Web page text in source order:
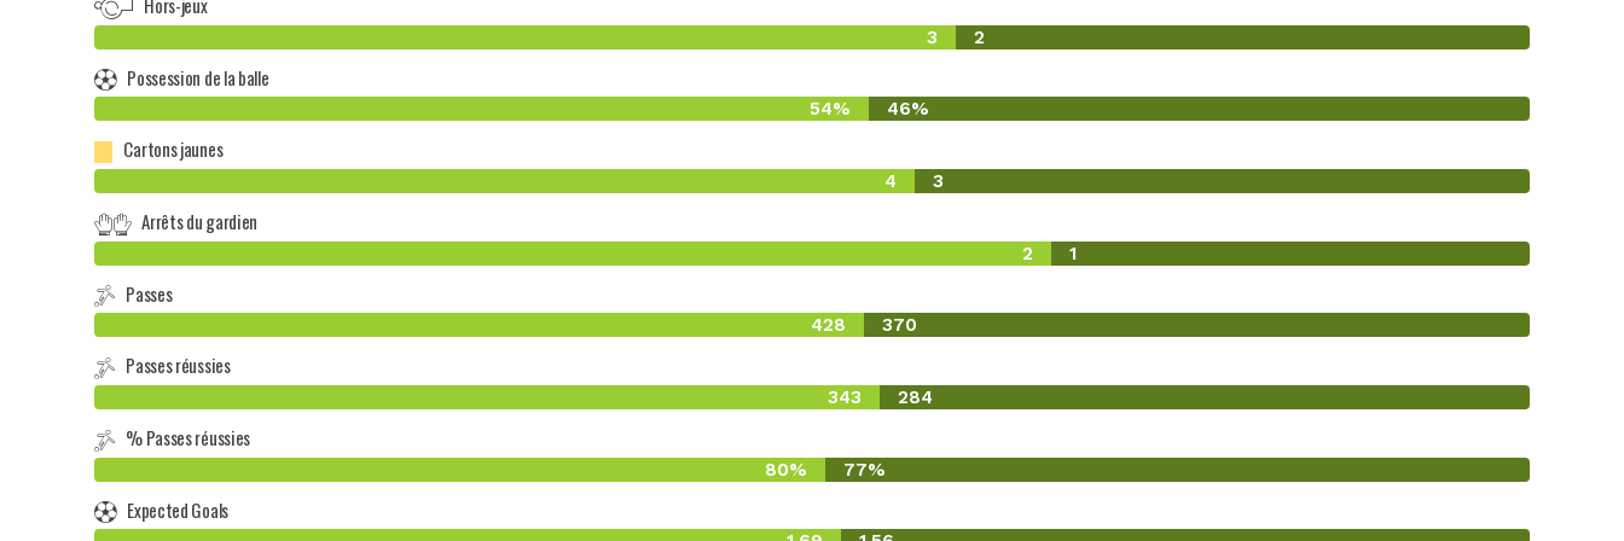
3 2
Possession de la balle
54% 46%
Cartons jaunes
4 3
Arrêts du gardien
2 1
Passes
428 370
Passes réussies
343 284
% Passes réussies
80% 77%
Expected Goals